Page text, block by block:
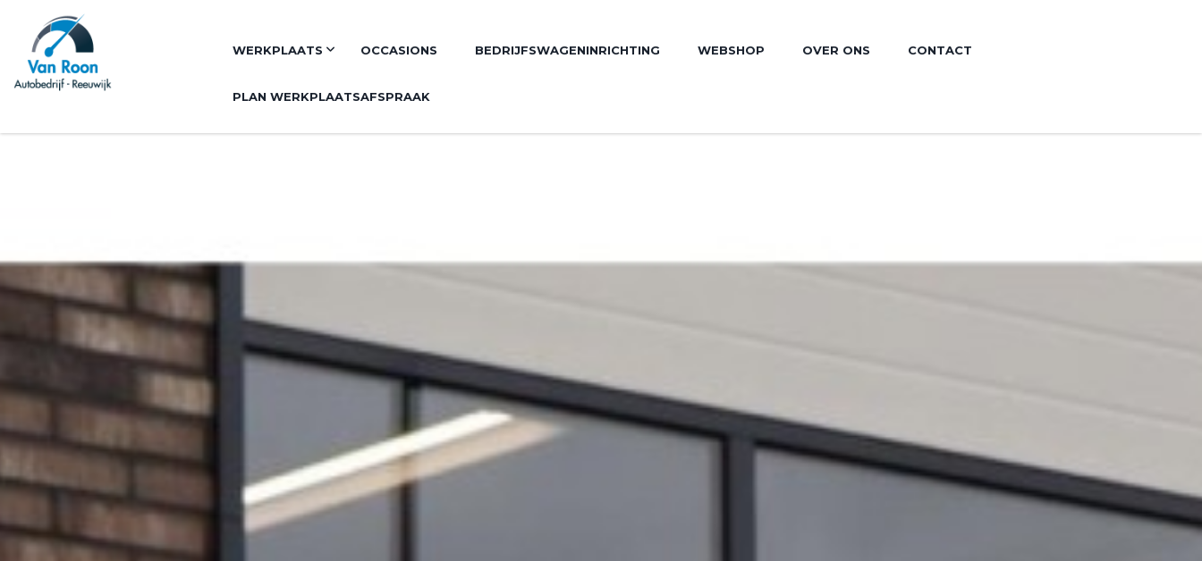
WERKPLAATS OCCASIONS BEDRIJFSWAGENINRICHTING WEBSHOP OVER ONS CONTACT
PLAN WERKPLAATSAFSPRAAK